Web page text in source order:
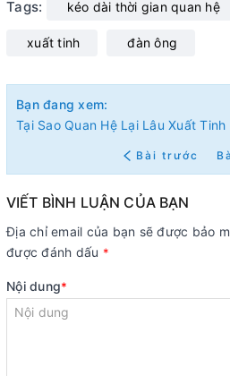
Tags: kéo dài thời gian quan hệ
xuất tinh đàn ông
Bạn đang xem:
Bài trước
VIẾT BÌNH LUẬN CỦA BẠN
Địa chỉ email của bạn sẽ được bảo
được đánh dấu *
Nội dung*